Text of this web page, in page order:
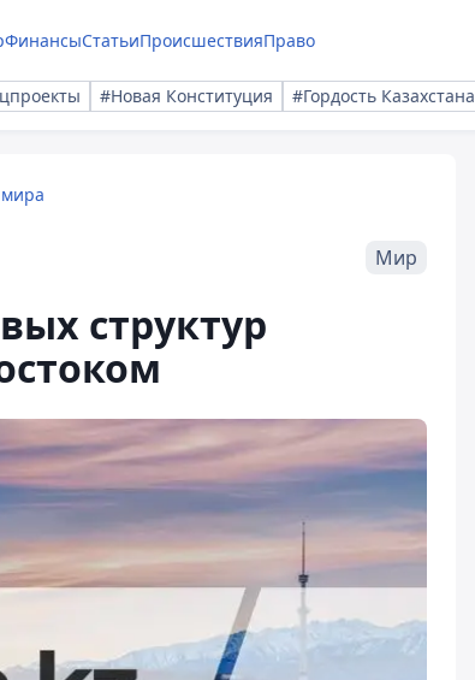
ФинансыСтатьиПроисшествияПраво
#Новая Конституция #Гордость Казахстана
Мир
структур